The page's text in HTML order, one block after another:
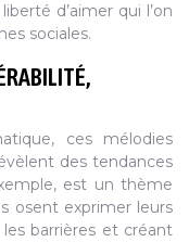
d’aimer qui l’on
sociales.
ces mélodies
des tendances
est un thème
osent exprimer leurs
barrières et créant